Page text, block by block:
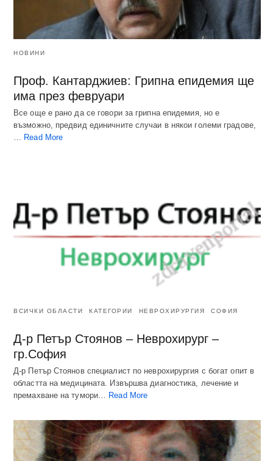
НОВИНИ
Проф. Кантарджиев: Грипна епидемия ще
има през февруари
Все още е рано да се говори за грипна епидемия, но е
възможно, предвид единичните случаи в някои големи градове,
… Read More
ВСИЧКИ ОБЛАСТИ КАТЕГОРИИ НЕВРОХИРУРГИЯ СОФИЯ
Д-р Петър Стоянов – Неврохирург –
гр.София
Д-р Петър Стоянов специалист по неврохирургия с богат опит в
областта на медицината. Извършва диагностика, лечение и
премахване на тумори…
Read More